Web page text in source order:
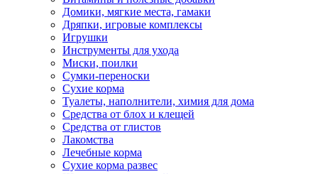
Домики, мягкие места, гамаки
Дряпки, игровые комплексы
Игрушки
Инструменты для ухода
Миски, поилки
Сумки-переноски
Сухие корма
Туалеты, наполнители, химия для дома
Средства от блох и клещей
Средства от глистов
Лакомства
Лечебные корма
Сухие корма развес